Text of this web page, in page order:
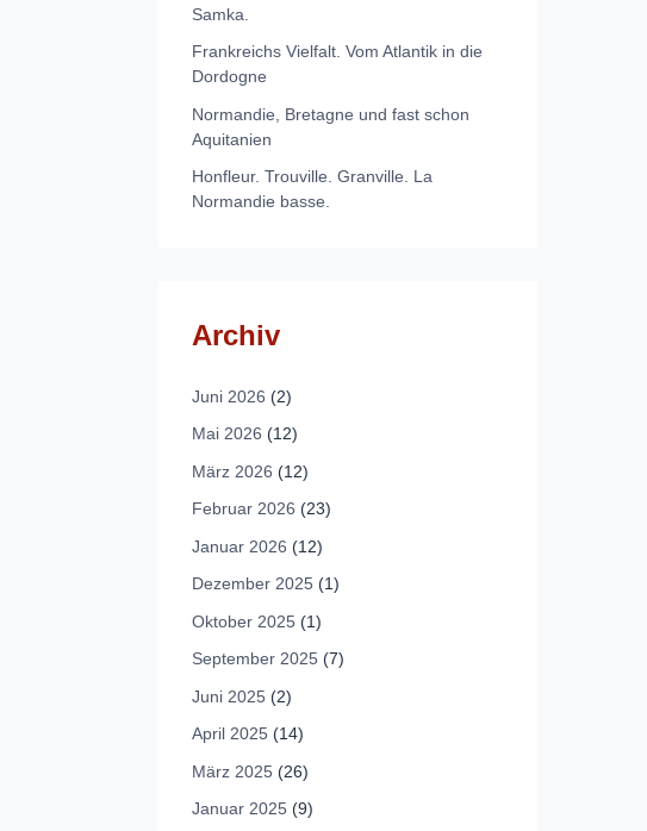
Samka.
Frankreichs Vielfalt. Vom Atlantik in die
Dordogne
Normandie, Bretagne und fast schon
Aquitanien
Honfleur. Trouville. Granville. La
Normandie basse.
Archiv
Juni 2026 (2)
Mai 2026 (12)
März 2026 (12)
Februar 2026 (23)
Januar 2026 (12)
Dezember 2025 (1)
Oktober 2025 (1)
September 2025 (7)
Juni 2025 (2)
April 2025 (14)
März 2025 (26)
Januar 2025 (9)